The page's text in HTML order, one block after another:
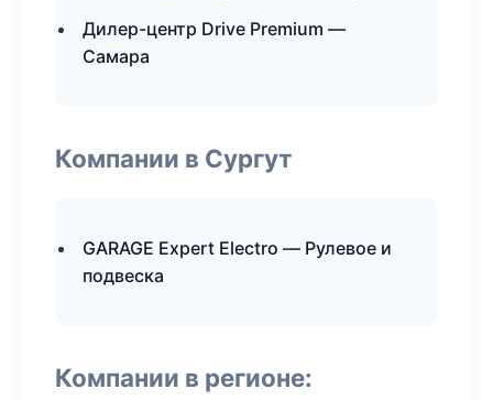
Дилер-центр Drive Premium —
Самара
Компании в Сургут
GARAGE Expert Electro — Рулевое и
подвеска
Компании в регионе: